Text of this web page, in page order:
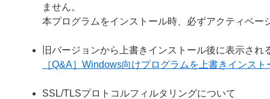
ません。
本プログラムをインストール時、必ずアクティベ
旧バージョンから上書きインストール後に表示され
［Q&A］Windows向けプログラムを上書きインス
SSL/TLSプロトコルフィルタリングについて